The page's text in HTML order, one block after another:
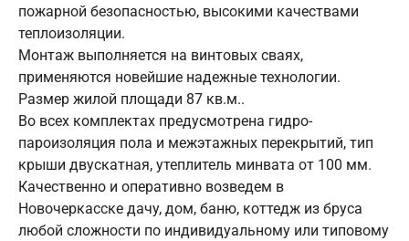
пожарной безопасностью, высокими качествами
теплоизоляции.
Монтаж выполняется на винтовых сваях,
применяются новейшие надежные технологии.
Размер жилой площади 87 кв.м..
Во всех комплектах предусмотрена гидро-
пароизоляция пола и межэтажных перекрытий, тип
крыши двускатная, утеплитель минвата от 100 мм.
Качественно и оперативно возведем в
Новочеркасске дачу, дом, баню, коттедж из бруса
любой сложности по индивидуальному или типовому